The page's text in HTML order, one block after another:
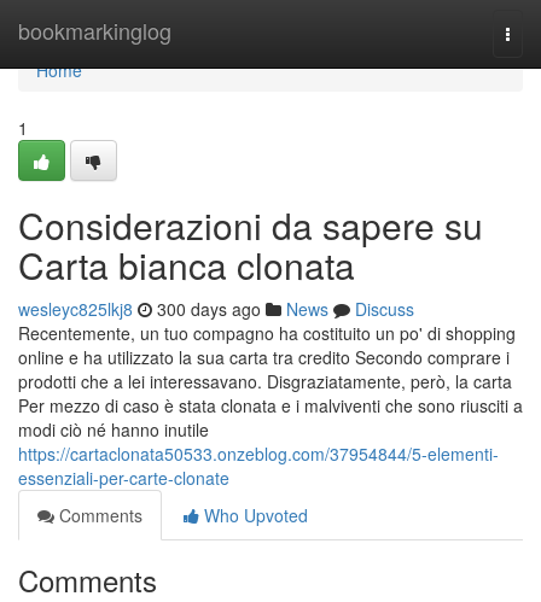
bookmarkinglog
Home
Home
1
Considerazioni da sapere su
Carta bianca clonata
wesleyc825lkj8 300 days ago News
Discuss
Recentemente, un tuo compagno ha costituito un po' di shopping
online e ha utilizzato la sua carta tra credito Secondo comprare i
prodotti che a lei interessavano. Disgraziatamente, però, la carta
Per mezzo di caso è stata clonata e i malviventi che sono riusciti a
modi ciò né hanno inutile
https://cartaclonata50533.onzeblog.com/37954844/5-elementi-
essenziali-per-carte-clonate
Comments
Who Upvoted
Comments